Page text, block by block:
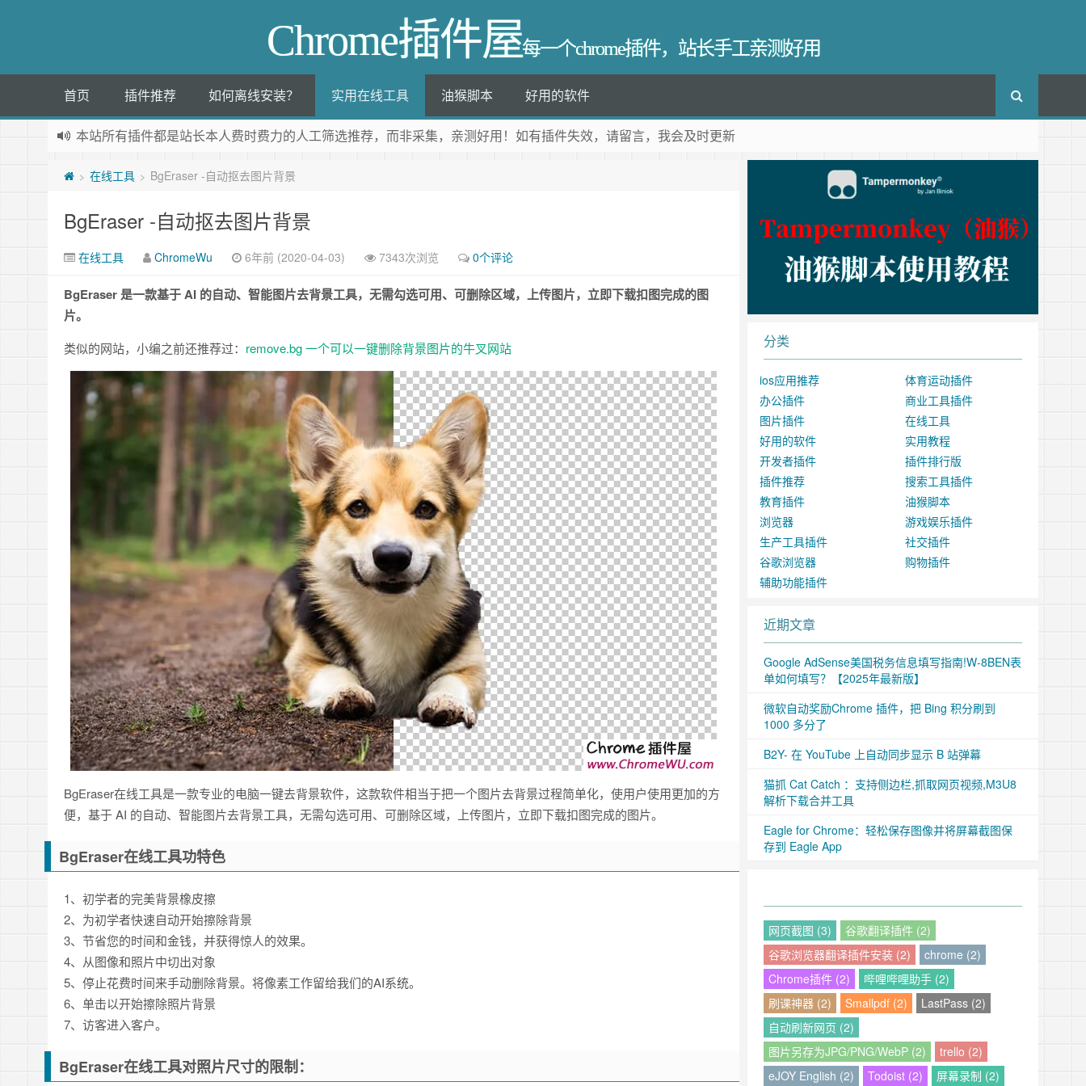
Chrome插件屋每一个chrome插件，站长手工亲测好用
首页 插件推荐 如何离线安装？ 实用在线工具 油猴脚本 好用的软件
本站所有插件都是站长本人费时费力的人工筛选推荐，而非采集，亲测好用！如有插件失效，请留言，我会及时更新
> 在线工具 > BgEraser -自动抠去图片背景
BgEraser -自动抠去图片背景
在线工具 ChromeWu 6年前 (2020-04-03) 7343次浏览 0个评论
BgEraser 是一款基于 AI 的自动、智能图片去背景工具，无需勾选可用、可删除区域，上传图片，立即下载扣图完成的图
片。
类似的网站，小编之前还推荐过： remove.bg 一个可以一键删除背景图片的牛叉网站
BgEraser在线工具是一款专业的电脑一键去背景软件，这款软件相当于把一个图片去背景过程简单化，使用户使用更加的方
便，基于 AI 的自动、智能图片去背景工具，无需勾选可用、可删除区域，上传图片，立即下载扣图完成的图片。
BgEraser在线工具功特色
1、初学者的完美背景橡皮擦
2、为初学者快速自动开始擦除背景
3、节省您的时间和金钱，并获得惊人的效果。
4、从图像和照片中切出对象
5、停止花费时间来手动删除背景。将像素工作留给我们的AI系统。
6、单击以开始擦除照片背景
7、访客进入客户。
BgEraser在线工具对照片尺寸的限制：
分类
ios应用推荐
体育运动插件
办公插件
商业工具插件
图片插件
在线工具
好用的软件
实用教程
开发者插件
插件排行版
插件推荐
搜索工具插件
教育插件
油猴脚本
浏览器
游戏娱乐插件
生产工具插件
社交插件
谷歌浏览器
购物插件
辅助功能插件
近期文章
Google AdSense美国税务信息填写指南!W-8BEN表
单如何填写？【2025年最新版】
微软自动奖励Chrome 插件，把 Bing 积分刷到
1000 多分了
B2Y- 在 YouTube 上自动同步显示 B 站弹幕
猫抓 Cat Catch ：支持侧边栏,抓取网页视频,M3U8
解析下载合并工具
Eagle for Chrome：轻松保存图像并将屏幕截图保
存到 Eagle App
网页截图 (3)
谷歌翻译插件 (2)
谷歌浏览器翻译插件安装 (2)
chrome (2)
Chrome插件 (2)
哔哩哔哩助手 (2)
刷课神器 (2)
Smallpdf (2)
LastPass (2)
自动刷新网页 (2)
图片另存为JPG/PNG/WebP (2)
trello (2)
eJOY English (2)
Todoist (2) 屏幕录制 (2)